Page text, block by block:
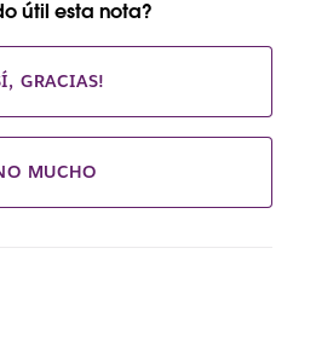
útil esta nota?
GRACIAS!
MUCHO